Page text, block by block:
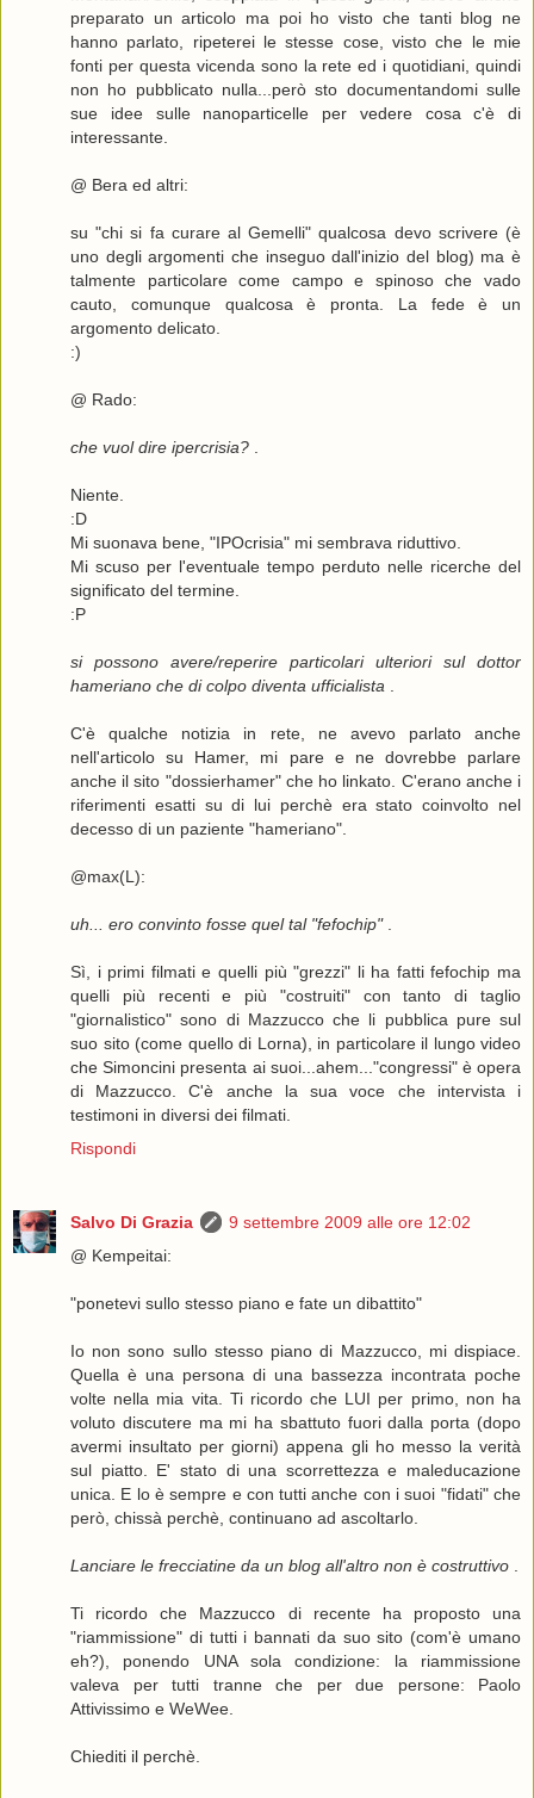
preparato un articolo ma poi ho visto che tanti blog ne
hanno parlato, ripeterei le stesse cose, visto che le mie
fonti per questa vicenda sono la rete ed i quotidiani, quindi
non ho pubblicato nulla...però sto documentandomi sulle
sue idee sulle nanoparticelle per vedere cosa c'è di
interessante.
@ Bera ed altri:
su "chi si fa curare al Gemelli" qualcosa devo scrivere (è
uno degli argomenti che inseguo dall'inizio del blog) ma è
talmente particolare come campo e spinoso che vado
cauto, comunque qualcosa è pronta. La fede è un
argomento delicato.
:)
@ Rado:
che vuol dire ipercrisia?
Niente.
:D
Mi suonava bene, "IPOcrisia" mi sembrava riduttivo.
Mi scuso per l'eventuale tempo perduto nelle ricerche del
significato del termine.
:P
si possono avere/reperire particolari ulteriori sul dottor
hameriano che di colpo diventa ufficialista
C'è qualche notizia in rete, ne avevo parlato anche
nell'articolo su Hamer, mi pare e ne dovrebbe parlare
anche il sito "dossierhamer" che ho linkato. C'erano anche i
riferimenti esatti su di lui perchè era stato coinvolto nel
decesso di un paziente "hameriano".
@max(L):
uh... ero convinto fosse quel tal "fefochip".
Sì, i primi filmati e quelli più "grezzi" li ha fatti fefochip ma
quelli più recenti e più "costruiti" con tanto di taglio
"giornalistico" sono di Mazzucco che li pubblica pure sul
suo sito (come quello di Lorna), in particolare il lungo video
che Simoncini presenta ai suoi...ahem..."congressi" è opera
di Mazzucco. C'è anche la sua voce che intervista i
testimoni in diversi dei filmati.
Rispondi
Salvo Di Grazia
9 settembre 2009 alle ore 12:02
@ Kempeitai:
"ponetevi sullo stesso piano e fate un dibattito"
Io non sono sullo stesso piano di Mazzucco, mi dispiace.
Quella è una persona di una bassezza incontrata poche
volte nella mia vita. Ti ricordo che LUI per primo, non ha
voluto discutere ma mi ha sbattuto fuori dalla porta (dopo
avermi insultato per giorni) appena gli ho messo la verità
sul piatto. E' stato di una scorrettezza e maleducazione
unica. E lo è sempre e con tutti anche con i suoi "fidati" che
però, chissà perchè, continuano ad ascoltarlo.
Lanciare le frecciatine da un blog all'altro non è costruttivo
Ti ricordo che Mazzucco di recente ha proposto una
"riammissione" di tutti i bannati da suo sito (com'è umano
eh?), ponendo UNA sola condizione: la riammissione
valeva per tutti tranne che per due persone: Paolo
Attivissimo e WeWee.
Chiediti il perchè.